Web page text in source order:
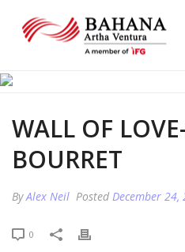
WALL OF
BOURRET
ByAlex Neil Posted December 24,
0